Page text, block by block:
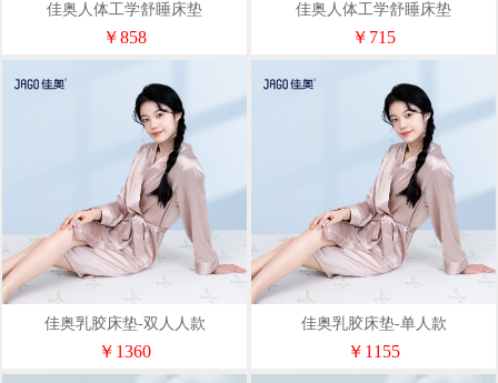
佳奥人体工学舒睡床垫
242701J010004W2
￥858
佳奥人体工学舒睡床垫
242701J010001W2
￥715
佳奥乳胶床垫-双人人款
222701J020011W2
￥1360
佳奥乳胶床垫-单人款
222701J020010W2
￥1155